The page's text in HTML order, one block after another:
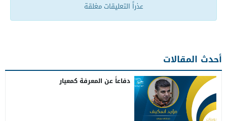
عذراً التعليقات مغلقة
أحدث المقالات
دفاعاً عن المعرفة كمعيار